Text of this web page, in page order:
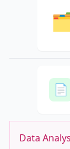
📄
Data